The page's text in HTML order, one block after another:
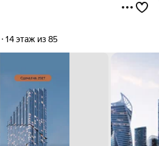
14 этаж из 85